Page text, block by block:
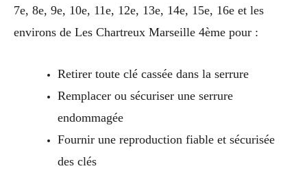
7e, 8e, 9e, 10e, 11e, 12e, 13e, 14e, 15e, 16e et les
environs de Les Chartreux Marseille 4ème pour :
Retirer toute clé cassée dans la serrure
Remplacer ou sécuriser une serrure
endommagée
Fournir une reproduction fiable et sécurisée
des clés